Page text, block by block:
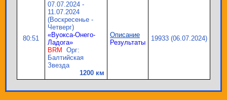
80:51
07.07.2024 -
11.07.2024
(Воскресенье -
Четверг)
«Вуокса-Онего-
Ладога»
BRM
Орг:
Балтийская
Звезда
1200 км
Описание
Результаты
19933 (06.07.2024)